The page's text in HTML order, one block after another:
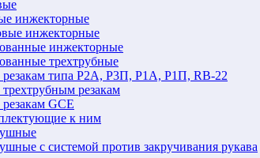
инжекторные
инжекторные
инжекторные
трехтрубные
резакам типа Р2А, Р3П, Р1А, Р1П, RB-22
резакам
GCE
к ним
с системой против закручивания рукава